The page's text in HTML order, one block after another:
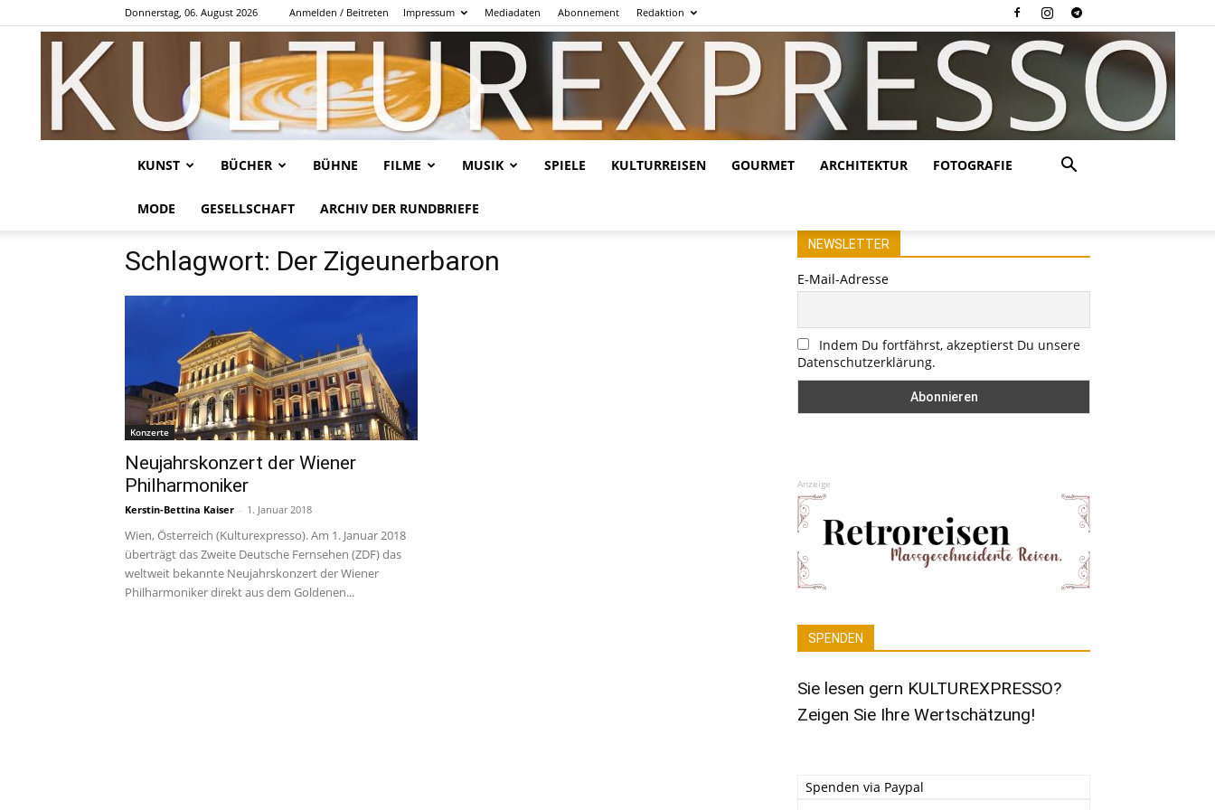
Donnerstag, 06. August 2026 Anmelden / Beitreten Impressum Mediadaten Abonnement Redaktion
KUNST BÜCHER BÜHNE FILME MUSIK SPIELE KULTURREISEN GOURMET ARCHITEKTUR FOTOGRAFIE
MODE GESELLSCHAFT ARCHIV DER RUNDBRIEFE
Schlagwort: Der Zigeunerbaron
Konzerte
Neujahrskonzert der Wiener
Philharmoniker
Kerstin-Bettina Kaiser - 1. Januar 2018
Wien, Österreich (Kulturexpresso). Am 1. Januar 2018
überträgt das Zweite Deutsche Fernsehen (ZDF) das
weltweit bekannte Neujahrskonzert der Wiener
Philharmoniker direkt aus dem Goldenen...
NEWSLETTER
E-Mail-Adresse
Indem Du fortfährst, akzeptierst Du unsere
Datenschutzerklärung.
Anzeige
SPENDEN
Sie lesen gern KULTUREXPRESSO?
Zeigen Sie Ihre Wertschätzung!
Spenden via Paypal